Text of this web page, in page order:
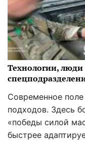
Технологии,
Современное
подходов. Здесь
«победы силой
быстрее